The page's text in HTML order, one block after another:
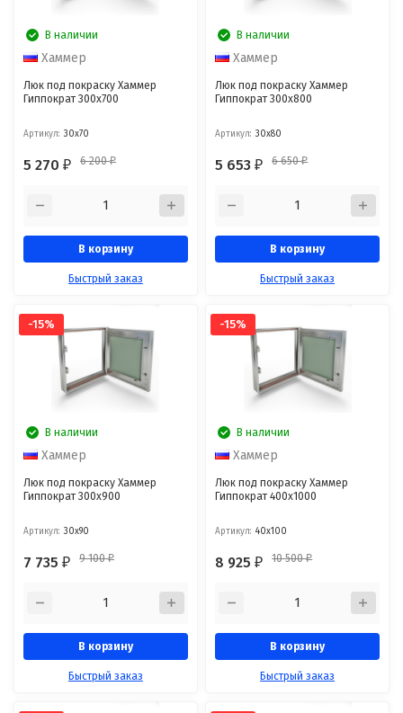
В наличии
Хаммер
Люк под покраску Хаммер
Гиппократ 300x700
Артикул: 30x70
5 270₽ 6 200₽
В корзину
Быстрый заказ
В наличии
Хаммер
Люк под покраску Хаммер
Гиппократ 300x800
Артикул: 30x80
5 653₽ 6 650₽
В корзину
Быстрый заказ
-15%
В наличии
Хаммер
Люк под покраску Хаммер
Гиппократ 300x900
Артикул: 30x90
7 735₽ 9 100₽
В корзину
Быстрый заказ
-15%
В наличии
Хаммер
Люк под покраску Хаммер
Гиппократ 400x1000
Артикул: 40x100
8 925₽ 10 500₽
В корзину
Быстрый заказ